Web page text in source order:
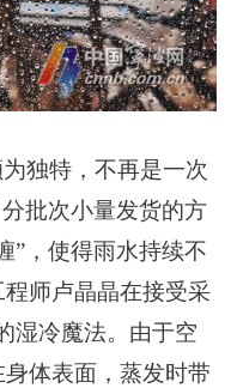
独特，不再是一次
批次小量发货的方
”，使得雨水持续不
师卢晶晶在接受采
湿冷魔法。由于空
体表面，蒸发时带